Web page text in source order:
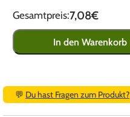
Gesamtpreis:7,08€
In den Warenkorb
💬 Du hast Fragen zum Produkt?